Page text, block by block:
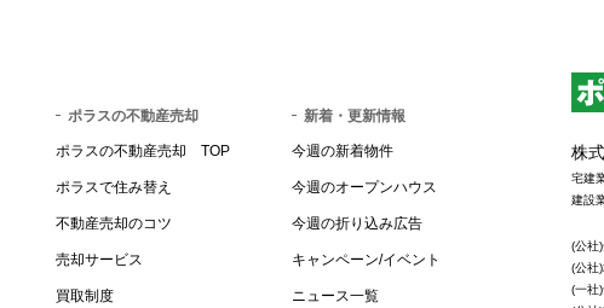
ポラスの不動産売却
ポラスの不動産売却 TOP
ポラスで住み替え
不動産売却のコツ
売却サービス
買取制度
新着・更新情報
今週の新着物件
今週のオープンハウス
今週の折り込み広告
キャンペーン/イベント
ニュース一覧
株
宅建
建設
(公社
(公社
(一社